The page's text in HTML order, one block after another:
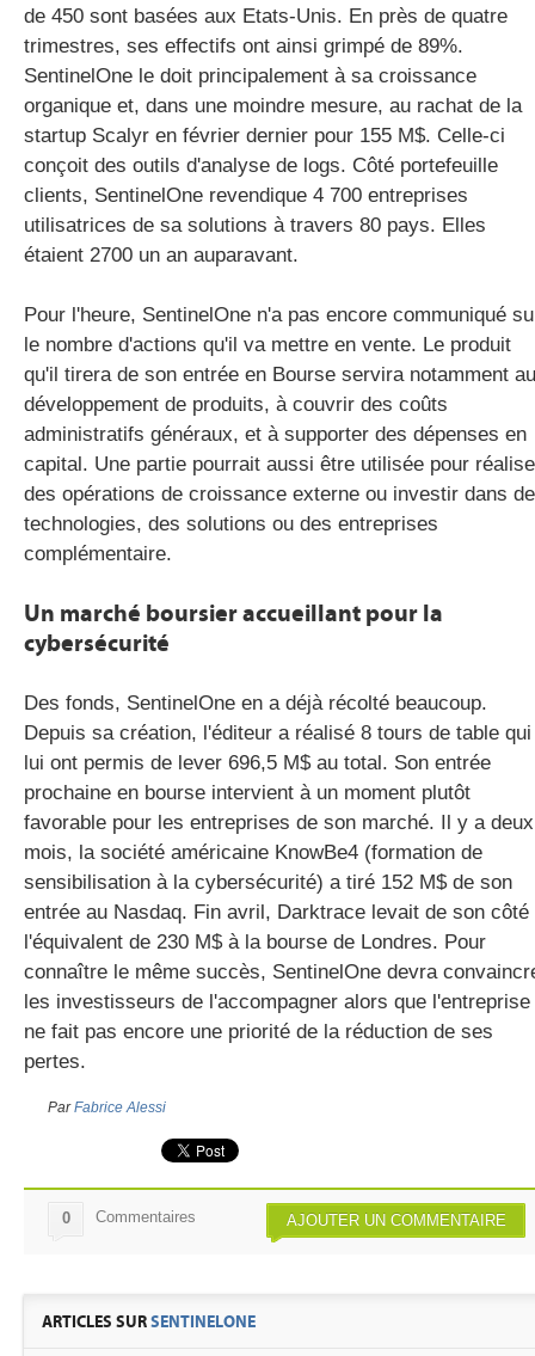
de 450 sont basées aux Etats-Unis. En près de quatre
trimestres, ses effectifs ont ainsi grimpé de 89%.
SentinelOne le doit principalement à sa croissance
organique et, dans une moindre mesure, au rachat de la
startup Scalyr en février dernier pour 155 M$. Celle-ci
conçoit des outils d'analyse de logs. Côté portefeuille
clients, SentinelOne revendique 4 700 entreprises
utilisatrices de sa solutions à travers 80 pays. Elles
étaient 2700 un an auparavant.
Pour l'heure, SentinelOne n'a pas encore communiqué
le nombre d'actions qu'il va mettre en vente. Le produit
qu'il tirera de son entrée en Bourse servira notamment
développement de produits, à couvrir des coûts
administratifs généraux, et à supporter des dépenses en
capital. Une partie pourrait aussi être utilisée pour
des opérations de croissance externe ou investir dans
technologies, des solutions ou des entreprises
complémentaire.
Un marché boursier accueillant pour la
cybersécurité
Des fonds, SentinelOne en a déjà récolté beaucoup.
Depuis sa création, l'éditeur a réalisé 8 tours de table qui
lui ont permis de lever 696,5 M$ au total. Son entrée
prochaine en bourse intervient à un moment plutôt
favorable pour les entreprises de son marché. Il y a deux
mois, la société américaine KnowBe4 (formation de
sensibilisation à la cybersécurité) a tiré 152 M$ de son
entrée au Nasdaq. Fin avril, Darktrace levait de son côté
l'équivalent de 230 M$ à la bourse de Londres. Pour
connaître le même succès, SentinelOne devra
les investisseurs de l'accompagner alors que l'entreprise
ne fait pas encore une priorité de la réduction de ses
pertes.
ParFabrice Alessi
AJOUTER UN COMMENTAIRE
0 Commentaires
ARTICLES SURSENTINELONE